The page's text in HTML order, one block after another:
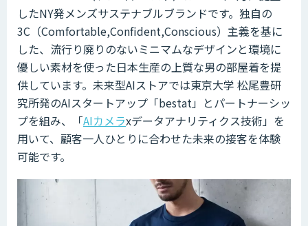
したNY発メンズサステナブルブランドです。独自の
3C（Comfortable,Confident,Conscious）主義を基に
した、流行り廃りのないミニマムなデザインと環境に
優しい素材を使った日本生産の上質な男の部屋着を提
供しています。未来型AIストアでは東京大学 松尾豊研
究所発のAIスタートアップ「bestat」とパートナーシッ
プを組み、「AIカメラxデータアナリティクス技術」を
用いて、顧客一人ひとりに合わせた未来の接客を体験
可能です。